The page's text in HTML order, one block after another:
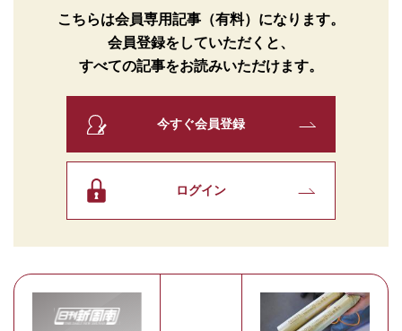
こちらは会員専用記事（有料）になります。
会員登録をしていただくと、
すべての記事をお読みいただけます。
今すぐ会員登録
ログイン